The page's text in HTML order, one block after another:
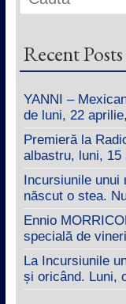
Recent Posts
YANNI –
de luni, 22
Premieră la
albastru, luni, 15
Incursiunile unui
născut o stea.
Ennio
specială de
La Incursiunile
și oricând. Luni,